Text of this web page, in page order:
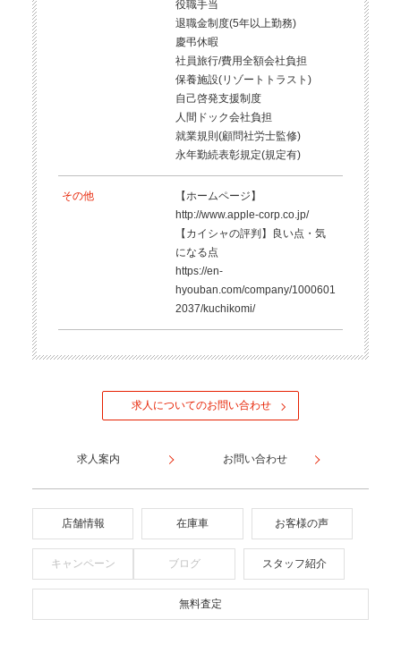
役職手当
退職金制度(5年以上勤務)
慶弔休暇
社員旅行/費用全額会社負担
保養施設(リゾートトラスト)
自己啓発支援制度
人間ドック会社負担
就業規則(顧問社労士監修)
永年勤続表彰規定(規定有)
その他
【ホームページ】
http://www.apple-corp.co.jp/
【カイシャの評判】良い点・気
になる点
https://en-
hyouban.com/company/1000601
2037/kuchikomi/
求人についてのお問い合わせ
求人案内 お問い合わせ
店舗情報 在庫車 お客様の声
キャンペーン ブログ スタッフ紹介
無料査定